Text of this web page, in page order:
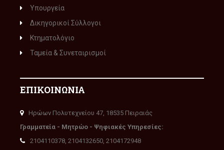
Υπουργεία
Δικηγορικοί Σύλλογοι
Κτηματολόγιο
Ταμεία & Συνεταιρισμοί
ΕΠΙΚΟΙΝΩΝΙΑ
Ηρώων Πολυτεχνείου 47, 18535 Πειραιάς
Γραμματεία - Μητρώο - Ψηφιακές Υπηρεσίες:
2104110378, 2104132650, 2104172948